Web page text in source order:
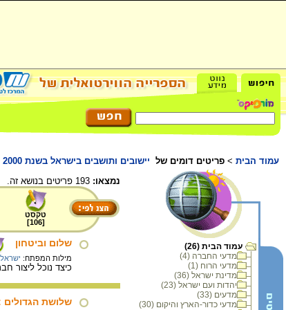
עמוד הבית > פריטים דומים של יישובים ותושבים בישראל בשנת 2000
עמוד הבית (26)
מדעי החברה (4)
מדעי הרוח (1)
מדינת ישראל (36)
יהדות ועם ישראל (23)
מדעים (33)
מדעי כדור-הארץ והיקום (30)
נמצאו:
טקסט
[
106
]
שלום וביטחון
מילות המפתח: ישראל
כיצד נוכל ליצור
שלושת הגדולים :